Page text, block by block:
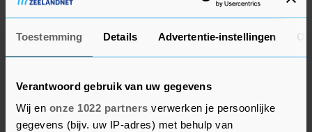
Toestemming Details Advertentie-instellingen
Verantwoord gebruik van uw gegevens
Wij en onze 1022 partners verwerken je persoonlijke
gegevens (bijv. uw IP-adres) met behulp van
zijn opgelost. Van der Plas begrijpt niet waarom
de coalitie niet ingaat op oplossingen die de
oppositie aandraagt. "De coalitie en het kabinet
hebben een ijzeren gordijn tegenover ons
opgeworpen, dat het zicht verduistert", aldus de
BBB-leidster.